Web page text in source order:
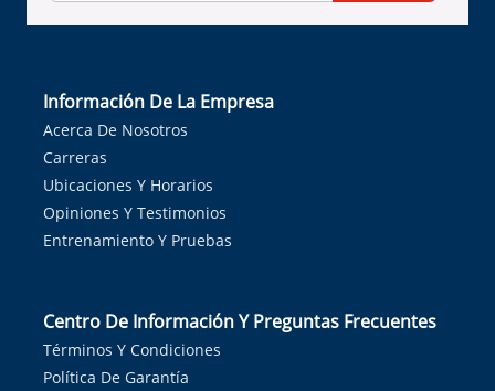
Información De La Empresa
Acerca De Nosotros
Carreras
Ubicaciones Y Horarios
Opiniones Y Testimonios
Entrenamiento Y Pruebas
Centro De Información Y Preguntas Frecuentes
Términos Y Condiciones
Política De Garantía